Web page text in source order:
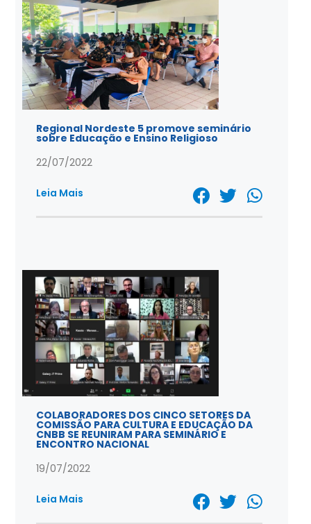
Regional Nordeste 5 promove seminário
sobre Educação e Ensino Religioso
22/07/2022
Leia Mais
COLABORADORES DOS CINCO SETORES DA
COMISSÃO PARA CULTURA E EDUCAÇÃO DA
CNBB SE REUNIRAM PARA SEMINÁRIO E
ENCONTRO NACIONAL
19/07/2022
Leia Mais